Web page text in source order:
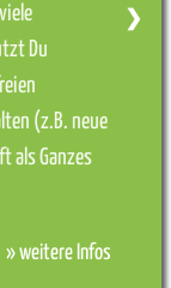
Du
(z.B. neue
als Ganzes
» weitere Infos
❯